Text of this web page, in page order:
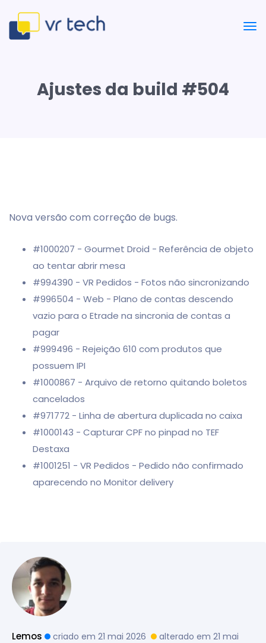
Ajustes da build #504
Nova versão com correção de bugs.
#1000207 - Gourmet Droid - Referência de objeto
ao tentar abrir mesa
#994390 - VR Pedidos - Fotos não sincronizando
#996504 - Web - Plano de contas descendo
vazio para o Etrade na sincronia de contas a
pagar
#999496 - Rejeição 610 com produtos que
possuem IPI
#1000867 - Arquivo de retorno quitando boletos
cancelados
#971772 - Linha de abertura duplicada no caixa
#1000143 - Capturar CPF no pinpad no TEF
Destaxa
#1001251 - VR Pedidos - Pedido não confirmado
aparecendo no Monitor delivery
Lemos criado em 21 mai 2026
alterado em 21 mai